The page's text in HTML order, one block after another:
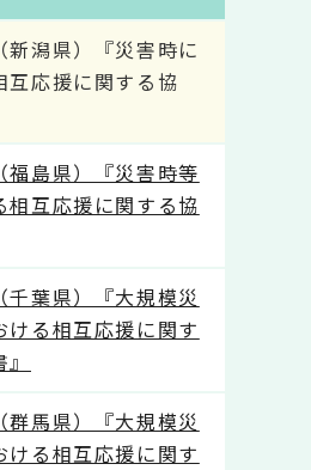
新潟県）『災害時に
互応援に関する協
福島県）『災害時等
相互応援に関する協
千葉県）『大規模災
ける相互応援に関す
群馬県）『大規模災
ける相互応援に関す